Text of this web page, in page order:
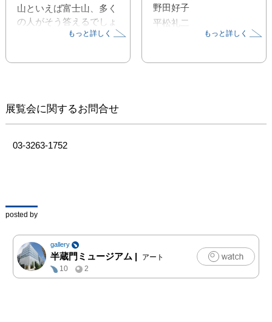
山といえば富士山、多く
の人がそう答えるでしょ
う。日本一の標高を誇り
ない美麗な魅力がありま
赤（朱）富士、湖に映る
逆さ富士、山頂と太陽が
士。仰ぎ見る名所とし
さらに、富士山から遠く
離れた地域にも、富士見
という地名が数多く存在
します。また、津軽富士
（岩木山）、近江富士
もっと詳しく
野田好子
平松礼二
もっと詳しく
展覧会に関するお問合せ
03-3263-1752
posted by
gallery
半蔵門ミュージアム |
アート
10
2